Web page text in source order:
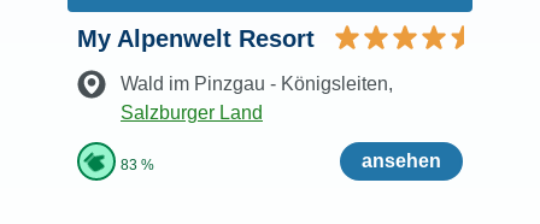
My Alpenwelt Resort
Wald im Pinzgau - Königsleiten,
Salzburger Land
83 % ansehen